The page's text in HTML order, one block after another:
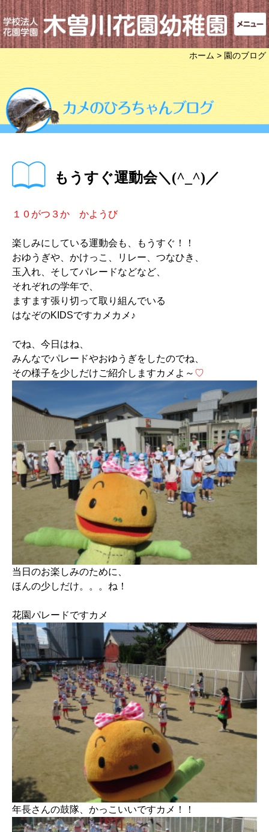
ホーム > 園のブログ
もうすぐ運動会＼(^_^)／
１０がつ３か かようび
楽しみにしている運動会も、もうすぐ！！
おゆうぎや、かけっこ、リレー、つなひき、
玉入れ、そしてパレードなどなど、
それぞれの学年で、
ますます張り切って取り組んでいる
はなぞのKIDSですカメカメ♪
でね、今日はね、
みんなでパレードやおゆうぎをしたのでね、
その様子を少しだけご紹介しますカメよ～ ♡
当日のお楽しみのために、
ほんの少しだけ。。。ね！
花園パレードですカメ
年長さんの鼓隊、かっこいいですカメ！！